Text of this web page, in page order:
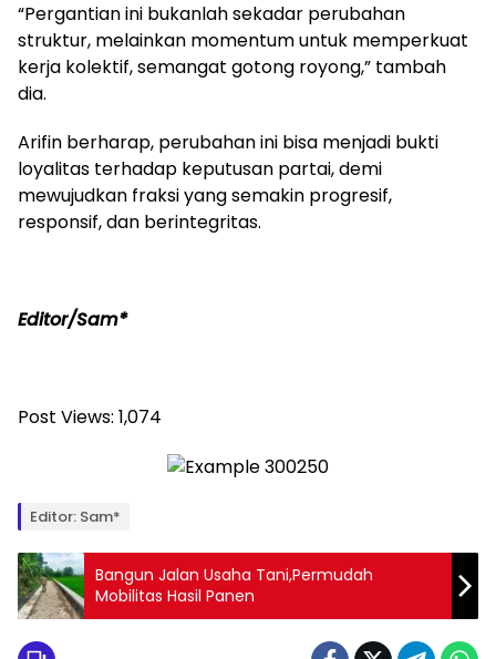
“Pergantian ini bukanlah sekadar perubahan
struktur, melainkan momentum untuk memperkuat
kerja kolektif, semangat gotong royong,” tambah
dia.
Arifin berharap, perubahan ini bisa menjadi bukti
loyalitas terhadap keputusan partai, demi
mewujudkan fraksi yang semakin progresif,
responsif, dan berintegritas.
Editor/Sam*
Post Views: 1,074
Editor: Sam*
Bangun Jalan Usaha Tani,Permudah
Mobilitas Hasil Panen